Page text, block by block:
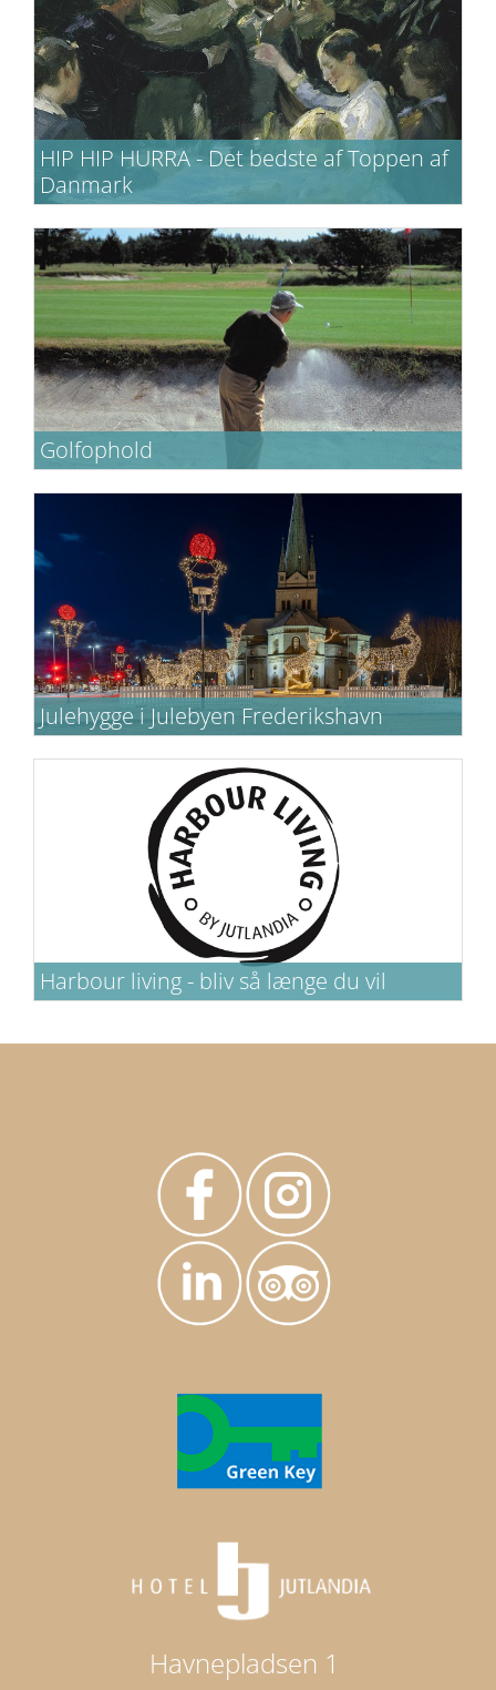
HIP HIP HURRA - Det bedste af Toppen af
Danmark
Ophold inkl. entre til Skagen Museum og
gavekort til Skagen Fiskerestaurant.
Golfophold
Bo med 10 golfbaner inden for 1 times
kørsel. Vores golfophold er gældende året
rundt.
Julehygge i Julebyen Frederikshavn
Tag en dag eller to ud af kalenderen og oplev
Julebyen Frederikshavn.
Harbour living - bliv så længe du vil
Har du brug for at være bosat i
Frederikshavn i en længere periode? Så er
Havnepladsen 1